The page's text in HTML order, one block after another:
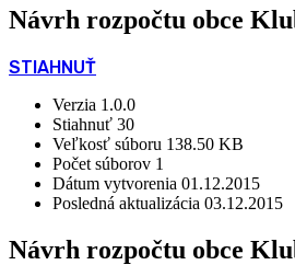
Návrh rozpočtu obce
STIAHNUŤ
Verzia 1.0.0
Stiahnuť 30
Veľkosť súboru 138.50 KB
Počet súborov 1
Dátum vytvorenia 01.12.2015
Posledná aktualizácia 03.12.2015
Návrh rozpočtu obce